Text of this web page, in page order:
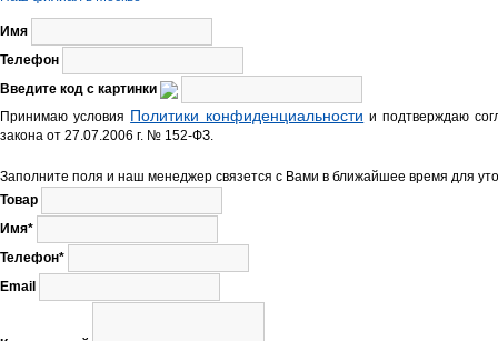
Имя
Телефон
Введите код с картинки
Принимаю условия Политики конфиденциальности и подтверждаю
закона от 27.07.2006 г. № 152-ФЗ.
Заполните поля и наш менеджер связется с Вами в ближайшее время для
Товар
Имя*
Телефон*
Email